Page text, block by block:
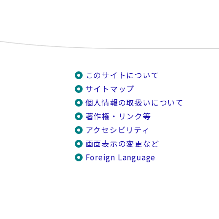
このサイトについて
サイトマップ
個人情報の取扱いについて
著作権・リンク等
アクセシビリティ
画面表示の変更など
Foreign Language